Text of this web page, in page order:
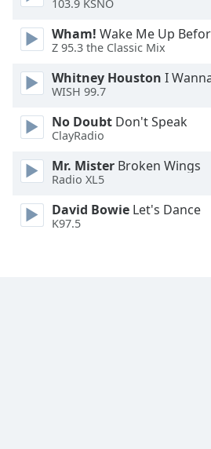
Background
Color
Opacity
Font
Size
Text
Edge
103.9 KSNO
Wham! Wake Me Up
Z 95.3 the Classic Mix
Whitney Houston I Wanna
WISH 99.7
No Doubt Don't Speak
ClayRadio
Mr. Mister Broken Wings
Radio XL5
David Bowie Let's Dance
K97.5